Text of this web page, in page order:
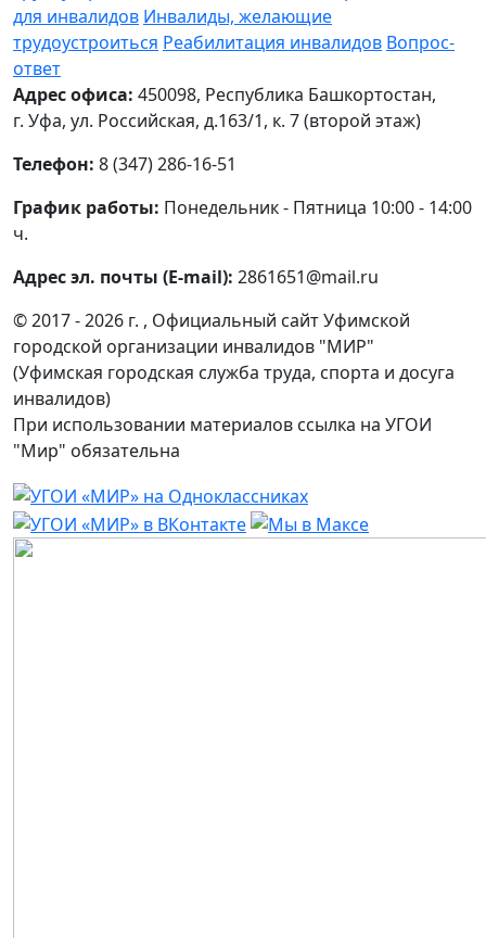
для инвалидов Инвалиды, желающие
трудоустроиться Реабилитация инвалидов Вопрос-
ответ
Адрес офиса: 450098, Республика Башкортостан,
г. Уфа, ул. Российская, д.163/1, к. 7 (второй этаж)
Телефон: 8 (347) 286-16-51
График работы: Понедельник - Пятница 10:00 - 14:00
ч.
Адрес эл. почты (E-mail): 2861651@mail.ru
© 2017 - 2026 г. , Официальный сайт Уфимской
городской организации инвалидов "МИР"
(Уфимская городская служба труда, спорта и досуга
инвалидов)
При использовании материалов ссылка на УГОИ
"Мир" обязательна